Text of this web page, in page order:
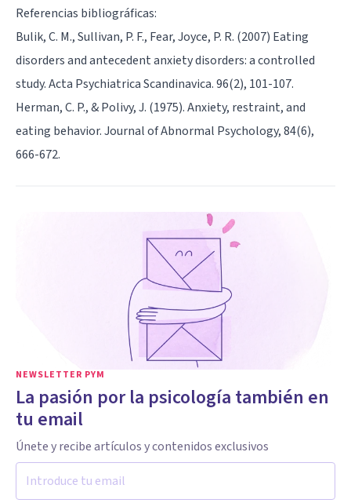
Referencias bibliográficas:
Bulik, C. M., Sullivan, P. F., Fear, Joyce, P. R. (2007) Eating
disorders and antecedent anxiety disorders: a controlled
study. Acta Psychiatrica Scandinavica. 96(2), 101-107.
Herman, C. P., & Polivy, J. (1975). Anxiety, restraint, and
eating behavior. Journal of Abnormal Psychology, 84(6),
666-672.
NEWSLETTER PYM
La pasión por la psicología también en
tu email
Únete y recibe artículos y contenidos exclusivos